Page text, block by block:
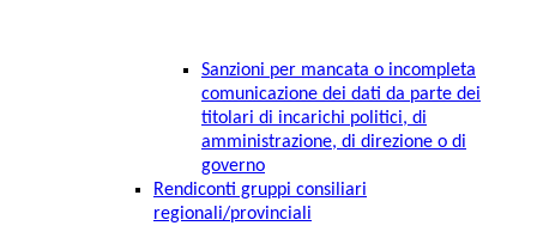
Sanzioni per mancata o incompleta
comunicazione dei dati da parte dei
titolari di incarichi politici, di
amministrazione, di direzione o di
governo
Rendiconti gruppi consiliari
regionali/provinciali